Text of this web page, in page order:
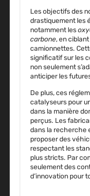
Les objectifs des
drastiquement les
notamment les
carbone, en
camionnettes.
significatif sur les
non seulement
anticiper les
De plus, ces
catalyseurs pour
dans la manière
perçus. Les
dans la recherche
proposer des
respectant les
plus stricts. Par
seulement des
d’innovation pour